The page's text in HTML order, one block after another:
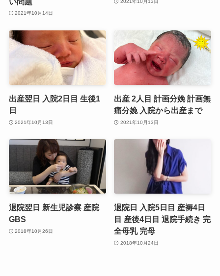
2021年10月14日
2021年10月13日
出産翌日 入院2日目 生後1
日
2021年10月13日
出産 2人目 計画分娩 計画無
痛分娩 入院から出産まで
2021年10月13日
退院翌日 新生児診察 産院
GBS
2018年10月26日
退院日 入院5日目 産褥4日
目 産後4日目 退院手続き 完
全母乳 完母
2018年10月24日